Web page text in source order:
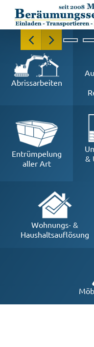
Abrissarbeiten
Entrümpelung
aller Art
&
Wohnungs- &
Haushaltsauflösung